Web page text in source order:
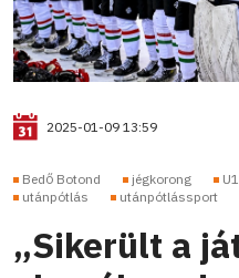
2025-01-09 13:59
Bedő Botond jégkorong
utánpótlás
utánpótlássport
„Sikerült a